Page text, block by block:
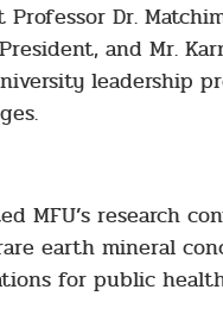
Dr.
and Mr.
leadership
MFU’s research
earth mineral
for public